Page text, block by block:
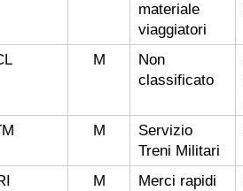
materiale
viaggiatori
M
Non
classificato
M
Servizio
Treni Militari
M
Merci rapidi